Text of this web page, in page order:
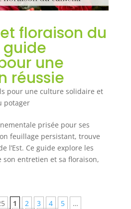
floraison du
une
réussie
pour une culture solidaire et
potager
prisée pour ses
feuillage persistant, trouve
l’Est. Ce guide explore les
son entretien et sa floraison,
1 2 3 4 5
…